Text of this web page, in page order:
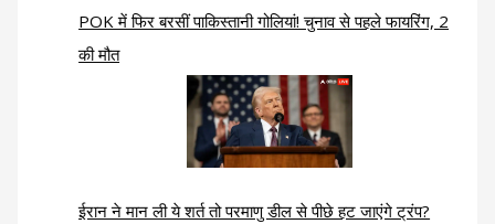
POK में फिर बरसीं पाकिस्तानी गोलियां! चुनाव से पहले फायरिंग, 2
की मौत
ईरान ने मान ली ये शर्त तो परमाणु डील से पीछे हट जाएंगे ट्रंप?